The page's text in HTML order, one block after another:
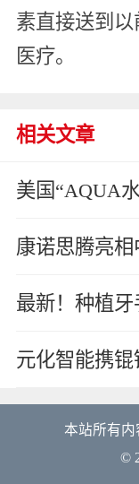
素直接送到
医疗。
相关文章
美国“AQUA
康诺思腾亮相
最新！种植
元化智能携
本站所有
©